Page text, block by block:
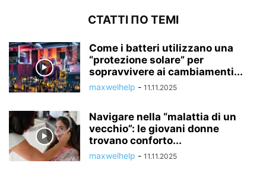
СТАТТІ ПО ТЕМІ
Come i batteri utilizzano una
“protezione solare” per
sopravvivere ai cambiamenti...
maxwelhelp - 11.11.2025
Navigare nella “malattia di un
vecchio”: le giovani donne
trovano conforto...
maxwelhelp - 11.11.2025